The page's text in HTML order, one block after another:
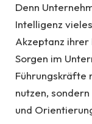
Denn
Intelligenz
Akzeptanz ihrer
Sorgen im
Führungskräfte
nutzen,
und